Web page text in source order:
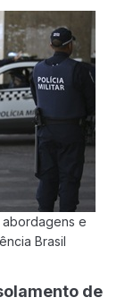
e
Brasil
de